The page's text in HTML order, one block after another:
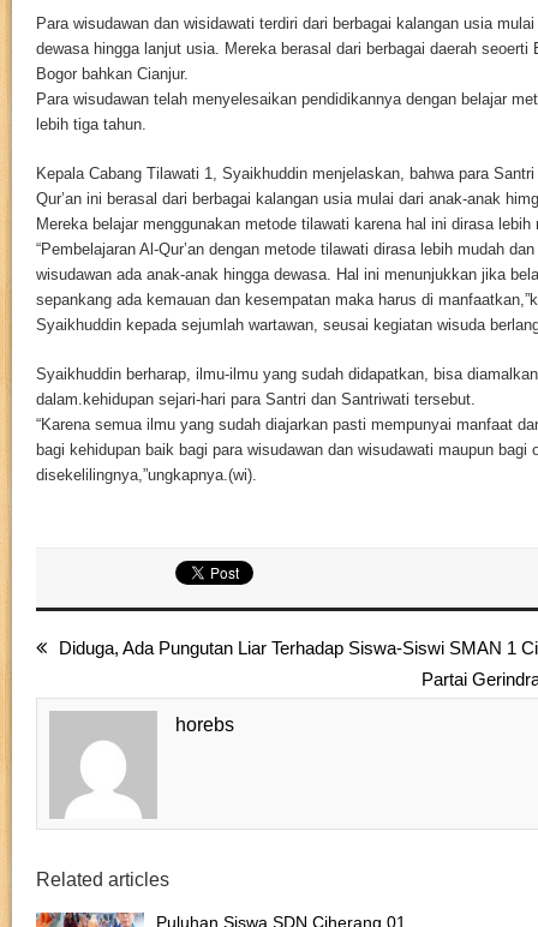
Para wisudawan dan wisidawati terdiri dari berbagai kalangan usia
dewasa hingga lanjut usia. Mereka berasal dari berbagai daerah seoerti
Bogor bahkan Cianjur.
Para wisudawan telah menyelesaikan pendidikannya dengan belajar
lebih tiga tahun.
Kepala Cabang Tilawati 1, Syaikhuddin menjelaskan, bahwa para
Qur’an ini berasal dari berbagai kalangan usia mulai dari anak-anak
Mereka belajar menggunakan metode tilawati karena hal ini dirasa
“Pembelajaran Al-Qur’an dengan metode tilawati dirasa lebih mudah
wisudawan ada anak-anak hingga dewasa. Hal ini menunjukkan jika
sepankang ada kemauan dan kesempatan maka harus di
Syaikhuddin kepada sejumlah wartawan, seusai kegiatan wisuda
Syaikhuddin berharap, ilmu-ilmu yang sudah didapatkan, bisa
dalam.kehidupan sejari-hari para Santri dan Santriwati tersebut.
“Karena semua ilmu yang sudah diajarkan pasti mempunyai manfaat
bagi kehidupan baik bagi para wisudawan dan wisudawati maupun bagi
disekelilingnya,”ungkapnya.(wi).
Diduga, Ada Pungutan Liar Terhadap Siswa-Siswi SMAN 1
Partai
horebs
Related articles
Puluhan Siswa SDN Ciherang 01